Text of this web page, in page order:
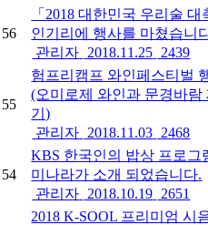
56
「2018 대한민국 우리술 대
인기리에 행사를 마쳤습니
관리자 2018.11.25 2439
55
험프리캠프 와인페스티벌
(오미로제 와인과 문경바람
기)
관리자 2018.11.03 2468
54
KBS 한국인의 밥상 프로그
미나라가 소개 되었습니다.
관리자 2018.10.19 2651
2018 K-SOOL 프리미엄 시